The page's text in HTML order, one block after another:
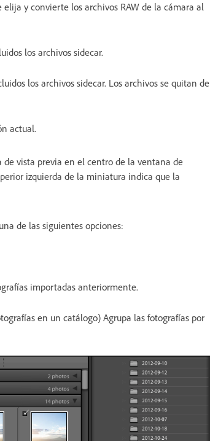
y convierte los archivos RAW de la cámara al
los archivos sidecar.
los archivos sidecar. Los archivos se quitan de
actual.
de vista previa en el centro de la ventana de
izquierda de la miniatura indica que la
de las siguientes opciones:
importadas anteriormente.
en un catálogo) Agrupa las fotografías por